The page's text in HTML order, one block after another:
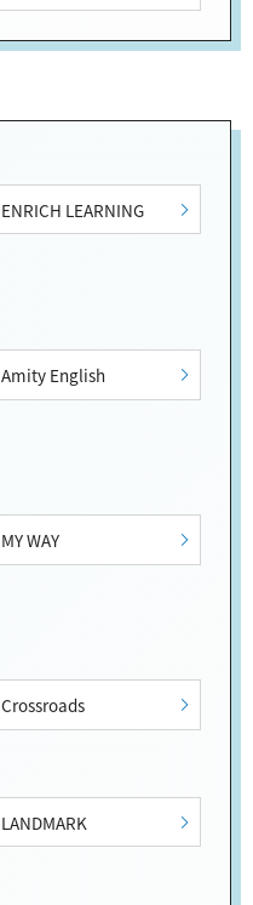
ENRICH LEARNING
Amity English
MY WAY
Crossroads
LANDMARK